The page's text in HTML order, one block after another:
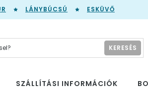
LÁNYBÚCSÚ ESKÜVŐ
KERESÉS
SZÁLLÍTÁSI INFORMÁCIÓK